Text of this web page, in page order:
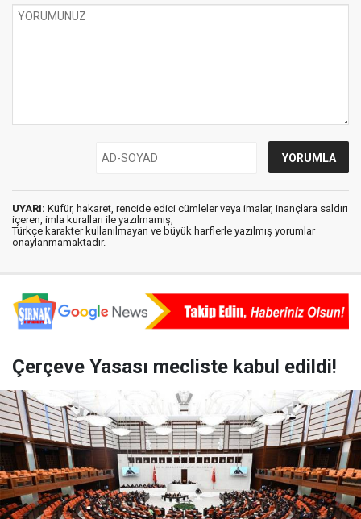
UYARI: Küfür, hakaret, rencide edici cümleler veya imalar, inançlara saldırı
içeren, imla kuralları ile yazılmamış,
Türkçe karakter kullanılmayan ve büyük harflerle yazılmış yorumlar
onaylanmamaktadır.
Çerçeve Yasası mecliste kabul edildi!